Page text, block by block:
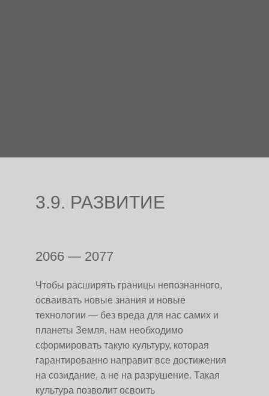
3.9. РАЗВИТИЕ
2066 — 2077
Чтобы расширять границы непознанного,
осваивать новые знания и новые
технологии — без вреда для нас самих и
планеты Земля, нам необходимо
сформировать такую культуру, которая
гарантированно направит все достижения
на созидание, а не на разрушение. Такая
культура позволит освоить